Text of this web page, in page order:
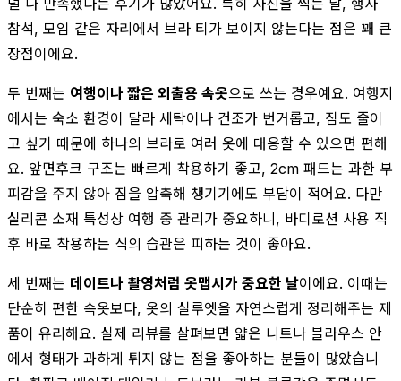
참석, 모임 같은 자리에서 브라 티가 보이지 않는다는 점은 꽤 큰
장점이에요.
두 번째는 여행이나 짧은 외출용 속옷으로 쓰는 경우예요. 여행지
에서는 숙소 환경이 달라 세탁이나 건조가 번거롭고, 짐도 줄이
고 싶기 때문에 하나의 브라로 여러 옷에 대응할 수 있으면 편해
요. 앞면후크 구조는 빠르게 착용하기 좋고, 2cm 패드는 과한 부
피감을 주지 않아 짐을 압축해 챙기기에도 부담이 적어요. 다만
실리콘 소재 특성상 여행 중 관리가 중요하니, 바디로션 사용 직
후 바로 착용하는 식의 습관은 피하는 것이 좋아요.
세 번째는 데이트나 촬영처럼 옷맵시가 중요한 날이에요. 이때는
단순히 편한 속옷보다, 옷의 실루엣을 자연스럽게 정리해주는 제
품이 유리해요. 실제 리뷰를 살펴보면 얇은 니트나 블라우스 안
에서 형태가 과하게 튀지 않는 점을 좋아하는 분들이 많았습니